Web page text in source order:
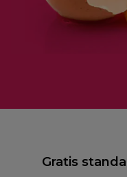
Gratis